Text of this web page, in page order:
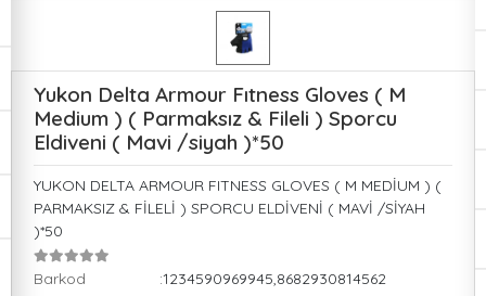
Yukon Delta Armour Fıtness Gloves ( M
Medium ) ( Parmaksız & Fileli ) Sporcu
Eldiveni ( Mavi /siyah )*50
YUKON DELTA ARMOUR FITNESS GLOVES ( M MEDİUM ) (
PARMAKSIZ & FİLELİ ) SPORCU ELDİVENİ ( MAVİ /SİYAH
)*50
Barkod
:1234590969945,8682930814562